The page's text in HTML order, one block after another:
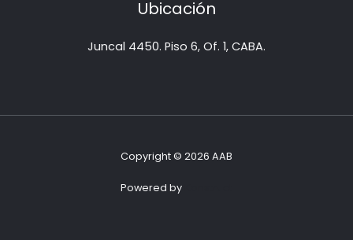
Ubicación
Juncal 4450. Piso 6, Of. 1, CABA.
Copyright © 2026 AAB
Powered by